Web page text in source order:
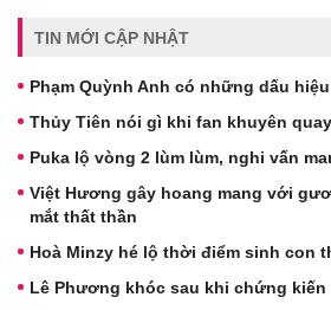
TIN MỚI CẬP NHẬT
Phạm Quỳnh Anh có những dấu
Thủy Tiên nói gì khi fan khuyên
Puka lộ vòng 2 lùm lùm, nghi vấn
Việt Hương gây hoang mang với
mắt thất thần
Hoà Minzy hé lộ thời điểm sinh con
Lê Phương khóc sau khi chứng kiến